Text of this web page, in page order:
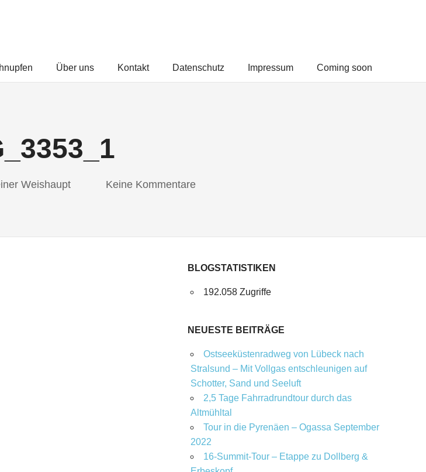
Über uns Kontakt Datenschutz Impressum Coming soon
Weishaupt Keine Kommentare
BLOGSTATISTIKEN
192.058 Zugriffe
NEUESTE BEITRÄGE
Ostseeküstenradweg von Lübeck nach
Stralsund – Mit Vollgas entschleunigen auf
Schotter, Sand und Seeluft
2,5 Tage Fahrradrundtour durch das
Altmühltal
Tour in die Pyrenäen – Ogassa September
2022
16‑Summit‑Tour – Etappe zu Dollberg &